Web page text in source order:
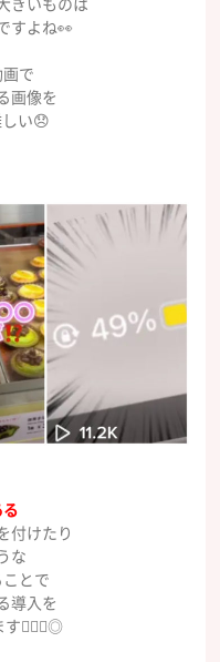
きいものは
すよね👀
で
画像を
い😞
付けたり
な
とで
導入を
🙆🏻‍♀️◎